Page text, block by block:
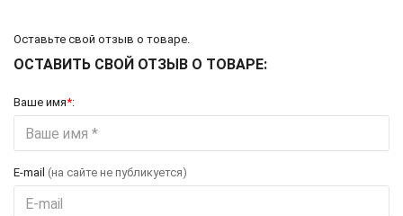
Оставьте свой отзыв о товаре.
ОСТАВИТЬ СВОЙ ОТЗЫВ О ТОВАРЕ:
Ваше имя*:
E-mail (на сайте не публикуется)